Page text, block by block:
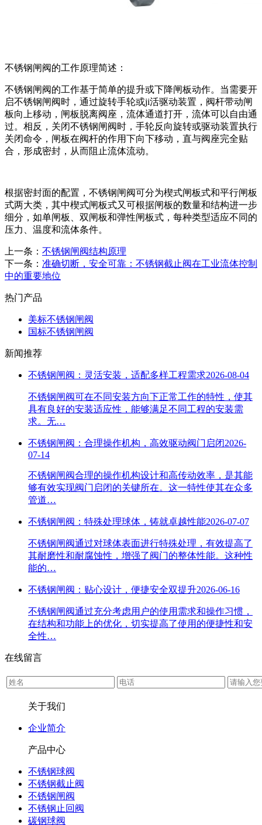
不锈钢闸阀的工作原理简述：
不锈钢闸阀的工作基于简单的提升或下降闸板动作。当需要开
启不锈钢闸阀时，通过旋转手轮或ji活驱动装置，阀杆带动闸
板向上移动，闸板脱离阀座，流体通道打开，流体可以自由通
过。相反，关闭不锈钢闸阀时，手轮反向旋转或驱动装置执行
关闭命令，闸板在阀杆的作用下向下移动，直与阀座完全贴
合，形成密封，从而阻止流体流动。
根据密封面的配置，不锈钢闸阀可分为楔式闸板式和平行闸板
式两大类，其中楔式闸板式又可根据闸板的数量和结构进一步
细分，如单闸板、双闸板和弹性闸板式，每种类型适应不同的
压力、温度和流体条件。
上一条： 不锈钢闸阀结构原理
下一条： 准确切断，安全可靠：不锈钢截止阀在工业流体控制
中的重要地位
热门产品
美标不锈钢闸阀
国标不锈钢闸阀
新闻推荐
不锈钢闸阀：灵活安装，适配多样工程需求2026-08-04
不锈钢闸阀可在不同安装方向下正常工作的特性，使其
具有良好的安装适应性，能够满足不同工程的安装需
求。无…
不锈钢闸阀：合理操作机构，高效驱动阀门启闭2026-
07-14
不锈钢闸阀合理的操作机构设计和高传动效率，是其能
够有效实现阀门启闭的关键所在。这一特性使其在众多
管道…
不锈钢闸阀：特殊处理球体，铸就卓越性能2026-07-07
不锈钢闸阀通过对球体表面进行特殊处理，有效提高了
其耐磨性和耐腐蚀性，增强了阀门的整体性能。这种性
能的…
不锈钢闸阀：贴心设计，便捷安全双提升2026-06-16
不锈钢闸阀通过充分考虑用户的使用需求和操作习惯，
在结构和功能上的优化，切实提高了使用的便捷性和安
全性…
在线留言
关于我们
企业简介
产品中心
不锈钢球阀
不锈钢截止阀
不锈钢闸阀
不锈钢止回阀
碳钢球阀